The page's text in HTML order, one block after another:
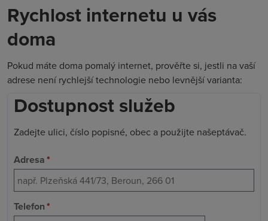
Rychlost internetu u vás
doma
Pokud máte doma pomalý internet, prověřte si, jestli na vaší
adrese není rychlejší technologie nebo levnější varianta:
Dostupnost služeb
Zadejte ulici, číslo popisné, obec a použijte našeptávač.
Adresa*
Telefon*